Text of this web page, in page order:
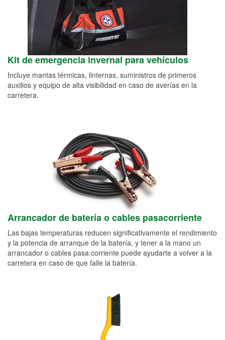
Kit de emergencia invernal para vehículos
Incluye mantas térmicas, linternas, suministros de primeros
auxilios y equipo de alta visibilidad en caso de averías en la
carretera.
Arrancador de batería o cables pasacorriente
Las bajas temperaturas reducen significativamente el rendimiento
y la potencia de arranque de la batería, y tener a la mano un
arrancador o cables pasa corriente puede ayudarte a volver a la
carretera en caso de que falle la batería.